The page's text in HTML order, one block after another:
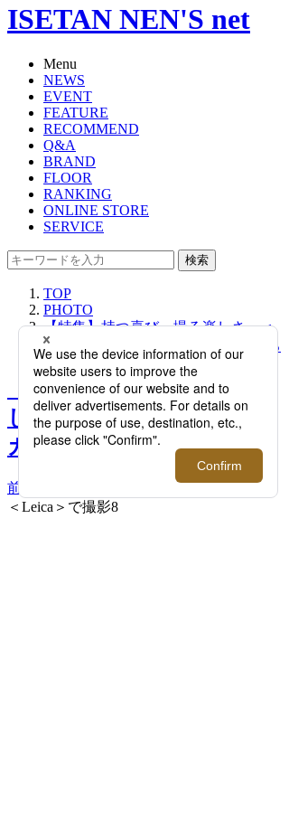
ISETAN NEN'S net
Menu
NEWS
EVENT
FEATURE
RECOMMEND
Q&A
BRAND
FLOOR
RANKING
ONLINE STORE
SERVICE
検索
TOP
PHOTO
【特集】持つ喜び、撮る楽しさ。＜
Leica/ライカ＞のカメラの魅力に迫る
【特集】持つ喜び、撮る楽
しさ。＜Leica/ライカ＞の
カメラの魅力に迫る >>
前へ
＜Leica＞で撮影8